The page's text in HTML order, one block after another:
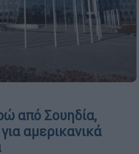
από Σουηδία,
αμερικανικά